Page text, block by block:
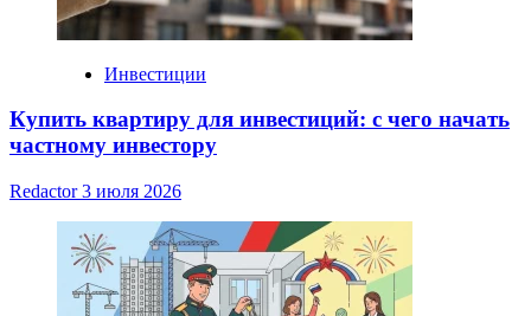
Инвестиции
Купить квартиру для инвестиций: с чего начать
частному инвестору
Redactor3 июля 2026